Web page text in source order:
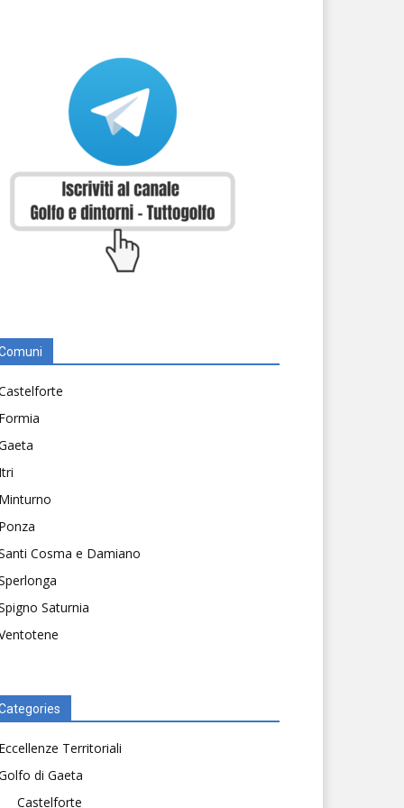
Cosma e Damiano
Saturnia
Territoriali
di Gaeta
Castelforte